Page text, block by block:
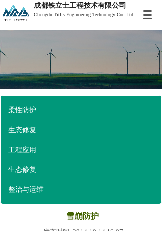
柔性防护
生态修复
工程应用
生态修复
整治与运维
雪崩防护
成都铁立士工程技术有限公司
Chengdu Titlis Engineering Technology Co. Ltd